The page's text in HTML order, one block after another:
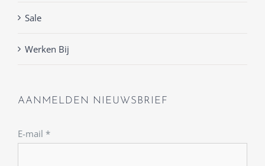
Sale
Werken Bij
AANMELDEN NIEUWSBRIEF
E-mail *